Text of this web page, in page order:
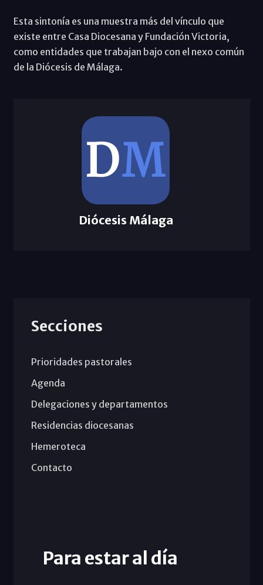
Esta sintonía es una muestra más del vínculo que
existe entre Casa Diocesana y Fundación Victoria,
como entidades que trabajan bajo con el nexo común
de la Diócesis de Málaga.
Diócesis Málaga
Secciones
Prioridades pastorales
Agenda
Delegaciones y departamentos
Residencias diocesanas
Hemeroteca
Contacto
Para estar al día